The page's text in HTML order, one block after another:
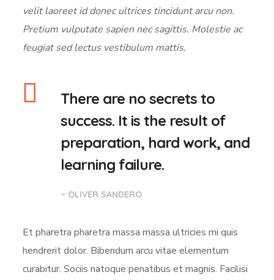
velit laoreet id donec ultrices tincidunt arcu non.
Pretium vulputate sapien nec sagittis. Molestie ac
feugiat sed lectus vestibulum mattis.
There are no secrets to
success. It is the result of
preparation, hard work, and
learning failure.
– OLIVER SANDERO
Et pharetra pharetra massa massa ultricies mi quis
hendrerit dolor. Bibendum arcu vitae elementum
curabitur. Sociis natoque penatibus et magnis. Facilisi